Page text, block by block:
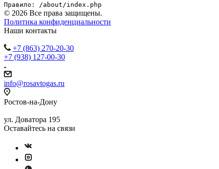
Правило: /about/index.php
© 2026 Все права защищены.
Политика конфиденциальности
Наши контакты
+7 (863) 270-20-30
+7 (938) 127-00-30
info@rosavtogas.ru
Ростов-на-Дону
ул. Доватора 195
Оставайтесь на связи